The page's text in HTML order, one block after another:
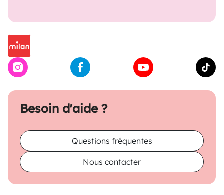
Besoin d'aide ?
Questions fréquentes
Nous contacter